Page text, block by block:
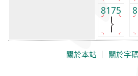
8175
關於本站 關於字